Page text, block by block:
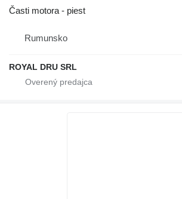
Časti motora - piest
Rumunsko
ROYAL DRU SRL